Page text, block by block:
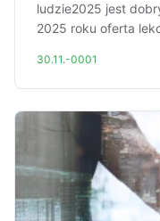
ludzie2025 jest
2025 roku oferta
30.11.-0001